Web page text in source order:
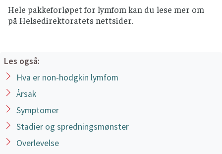
Hele pakkeforløpet for lymfom kan du lese mer om
på Helsedirektoratets nettsider.
Les også:
Hva er non-hodgkin lymfom
Årsak
Symptomer
Stadier og spredningsmønster
Overlevelse